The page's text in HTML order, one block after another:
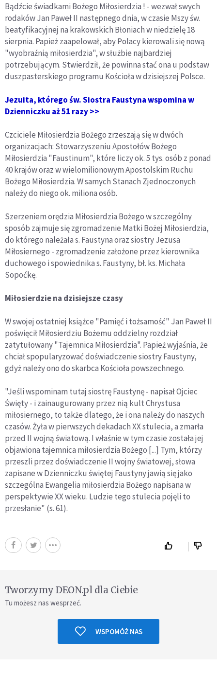
Bądźcie świadkami Bożego Miłosierdzia ! - wezwał swych
rodaków Jan Paweł II następnego dnia, w czasie Mszy św.
beatyfikacyjnej na krakowskich Błoniach w niedzielę 18
sierpnia. Papież zaapelował, aby Polacy kierowali się nową
"wyobraźnią miłosierdzia", w służbie najbardziej
potrzebującym. Stwierdził, że powinna stać ona u podstaw
duszpasterskiego programu Kościoła w dzisiejszej Polsce.
Jezuita, którego św. Siostra Faustyna wspomina w
Dzienniczku aż 51 razy >>
Czciciele Miłosierdzia Bożego zrzeszają się w dwóch
organizacjach: Stowarzyszeniu Apostołów Bożego
Miłosierdzia "Faustinum", które liczy ok. 5 tys. osób z ponad
40 krajów oraz w wielomilionowym Apostolskim Ruchu
Bożego Miłosierdzia. W samych Stanach Zjednoczonych
należy do niego ok. miliona osób.
Szerzeniem orędzia Miłosierdzia Bożego w szczególny
sposób zajmuje się zgromadzenie Matki Bożej Miłosierdzia,
do którego należała s. Faustyna oraz siostry Jezusa
Miłosiernego - zgromadzenie założone przez kierownika
duchowego i spowiednika s. Faustyny, bł. ks. Michała
Sopoćkę.
Miłosierdzie na dzisiejsze czasy
W swojej ostatniej książce "Pamięć i tożsamość" Jan Paweł II
poświęcił Miłosierdziu Bożemu oddzielny rozdział
zatytułowany "Tajemnica Miłosierdzia". Papież wyjaśnia, że
chciał spopularyzować doświadczenie siostry Faustyny,
gdyż należy ono do skarbca Kościoła powszechnego.
"Jeśli wspominam tutaj siostrę Faustynę - napisał Ojciec
Święty - i zainaugurowany przez nią kult Chrystusa
miłosiernego, to także dlatego, że i ona należy do naszych
czasów. Żyła w pierwszych dekadach XX stulecia, a zmarła
przed II wojną światową. I właśnie w tym czasie została jej
objawiona tajemnica miłosierdzia Bożego [...] Tym, którzy
przeszli przez doświadczenie II wojny światowej, słowa
zapisane w Dzienniczku świętej Faustyny jawią się jako
szczególna Ewangelia miłosierdzia Bożego napisana w
perspektywie XX wieku. Ludzie tego stulecia pojęli to
przesłanie" (s. 61).
Tworzymy DEON.pl dla Ciebie
Tu możesz nas wesprzeć.
WSPOMÓŻ NAS